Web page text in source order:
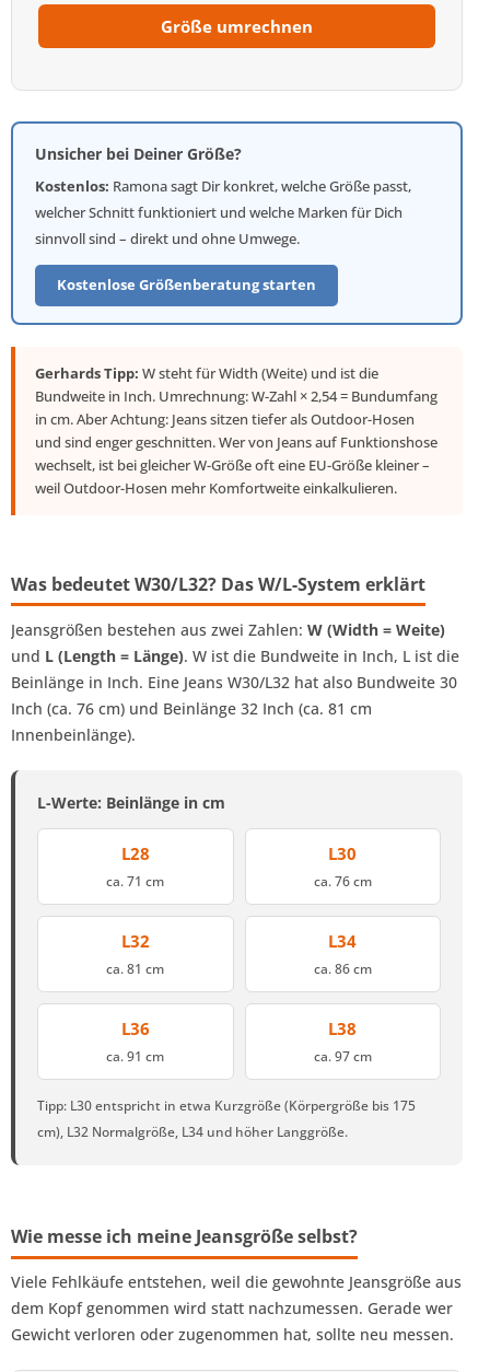
Größe umrechnen
Unsicher bei Deiner Größe?
Kostenlos: Ramona sagt Dir konkret, welche Größe passt,
welcher Schnitt funktioniert und welche Marken für Dich
sinnvoll sind – direkt und ohne Umwege.
Kostenlose Größenberatung starten
Gerhards Tipp: W steht fürWidth (Weite) und ist die
Bundweite in Inch. Umrechnung: W-Zahl × 2,54 = Bundumfang
in cm. Aber Achtung: Jeans sitzen tiefer als Outdoor-Hosen
und sind enger geschnitten. Wer von Jeans auf Funktionshose
wechselt, ist bei gleicher W-Größe oft eine EU-Größe kleiner –
weil Outdoor-Hosen mehr Komfortweite einkalkulieren.
Was bedeutet W30/L32? Das W/L-System erklärt
Jeansgrößen bestehen aus zwei Zahlen: W (Width = Weite)
und L (Length = Länge). W ist die Bundweite in Inch, L ist die
Beinlänge in Inch. Eine Jeans W30/L32 hat also Bundweite 30
Inch (ca. 76 cm) und Beinlänge 32 Inch (ca. 81 cm
Innenbeinlänge).
L-Werte: Beinlänge in cm
L28
ca. 71 cm
L30
ca. 76 cm
L32
ca. 81 cm
L34
ca. 86 cm
L36
ca. 91 cm
L38
ca. 97 cm
Tipp: L30 entspricht in etwa Kurzgröße (Körpergröße bis 175
cm), L32 Normalgröße, L34 und höher Langgröße.
Wie messe ich meine Jeansgröße selbst?
Viele Fehlkäufe entstehen, weil die gewohnte Jeansgröße aus
dem Kopf genommen wird statt nachzumessen. Gerade wer
Gewicht verloren oder zugenommen hat, sollte neu messen.